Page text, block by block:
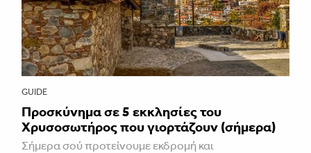
GUIDE
Προσκύνημα σε 5 εκκλησίες του
Χρυσοσωτήρος που γιορτάζουν (σήμερα)
Σήμερα σού προτείνουμε εκδρομή και